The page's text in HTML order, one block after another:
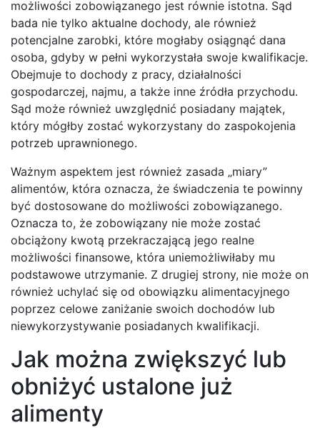
możliwości zobowiązanego jest równie istotna. Sąd
bada nie tylko aktualne dochody, ale również
potencjalne zarobki, które mogłaby osiągnąć dana
osoba, gdyby w pełni wykorzystała swoje kwalifikacje.
Obejmuje to dochody z pracy, działalności
gospodarczej, najmu, a także inne źródła przychodu.
Sąd może również uwzględnić posiadany majątek,
który mógłby zostać wykorzystany do zaspokojenia
potrzeb uprawnionego.
Ważnym aspektem jest również zasada „miary”
alimentów, która oznacza, że świadczenia te powinny
być dostosowane do możliwości zobowiązanego.
Oznacza to, że zobowiązany nie może zostać
obciążony kwotą przekraczającą jego realne
możliwości finansowe, która uniemożliwiłaby mu
podstawowe utrzymanie. Z drugiej strony, nie może on
również uchylać się od obowiązku alimentacyjnego
poprzez celowe zaniżanie swoich dochodów lub
niewykorzystywanie posiadanych kwalifikacji.
Jak można zwiększyć lub
obniżyć ustalone już
alimenty